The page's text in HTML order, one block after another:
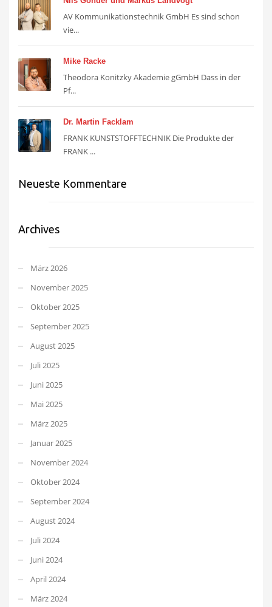
AV Kommunikationstechnik GmbH Es sind schon
vie...
Mike Racke
Theodora Konitzky Akademie gGmbH Dass in der
Pf...
Dr. Martin Facklam
FRANK KUNSTSTOFFTECHNIK Die Produkte der
FRANK ...
Neueste Kommentare
Archives
März 2026
November 2025
Oktober 2025
September 2025
August 2025
Juli 2025
Juni 2025
Mai 2025
März 2025
Januar 2025
November 2024
Oktober 2024
September 2024
August 2024
Juli 2024
Juni 2024
April 2024
März 2024